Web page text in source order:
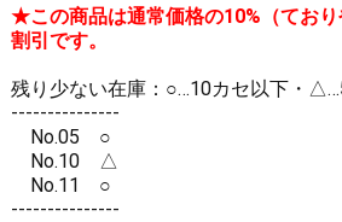
★この商品は通常価格の10%（ており
割引です。
残り少ない在庫：○…10カセ以下・
---------------
No.05 ○
No.10 △
No.11 ○
---------------